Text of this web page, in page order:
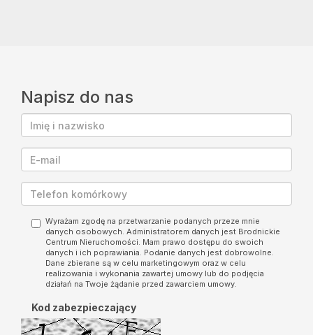
Napisz do nas
Wyrażam zgodę na przetwarzanie podanych przeze mnie
danych osobowych. Administratorem danych jest Brodnickie
Centrum Nieruchomości. Mam prawo dostępu do swoich
danych i ich poprawiania. Podanie danych jest dobrowolne.
Dane zbierane są w celu marketingowym oraz w celu
realizowania i wykonania zawartej umowy lub do podjęcia
działań na Twoje żądanie przed zawarciem umowy.
Kod zabezpieczający